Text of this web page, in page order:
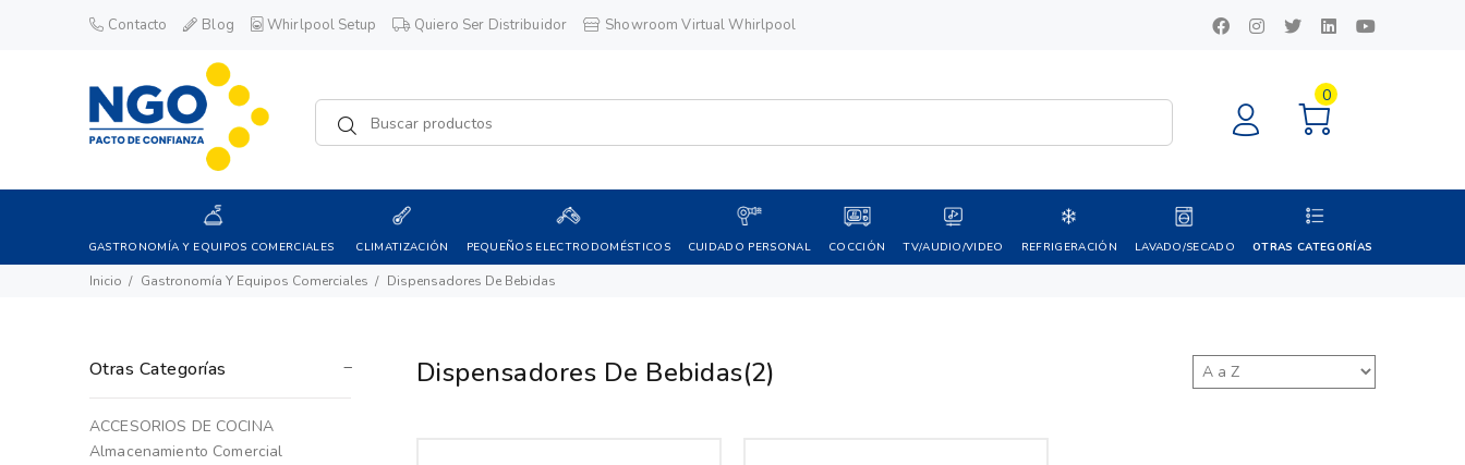
Contacto Blog Whirlpool Setup Quiero Ser Distribuidor Showroom Virtual Whirlpool
0
GASTRONOMÍA Y EQUIPOS COMERCIALES CLIMATIZACIÓN PEQUEÑOS ELECTRODOMÉSTICOS CUIDADO PERSONAL COCCIÓN TV/AUDIO/VIDEO REFRIGERACIÓN LAVADO/SECADO OTRAS CATEGORÍAS
Inicio Gastronomía Y Equipos Comerciales Dispensadores De Bebidas
Otras Categorías
ACCESORIOS DE COCINA
Almacenamiento Comercial
Dispensadores De Bebidas(2)